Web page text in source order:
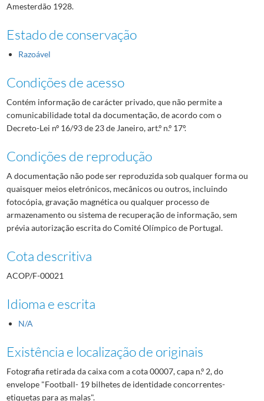
Amesterdão 1928.
Estado de conservação
Razoável
Condições de acesso
Contém informação de carácter privado, que não permite a
comunicabilidade total da documentação, de acordo com o
Decreto-Lei nº 16/93 de 23 de Janeiro, art.º n.º 17º.
Condições de reprodução
A documentação não pode ser reproduzida sob qualquer forma ou
quaisquer meios eletrónicos, mecânicos ou outros, incluindo
fotocópia, gravação magnética ou qualquer processo de
armazenamento ou sistema de recuperação de informação, sem
prévia autorização escrita do Comité Olímpico de Portugal.
Cota descritiva
ACOP/F-00021
Idioma e escrita
N/A
Existência e localização de originais
Fotografia retirada da caixa com a cota 00007, capa n.º 2, do
envelope "Football- 19 bilhetes de identidade concorrentes-
etiquetas para as malas".